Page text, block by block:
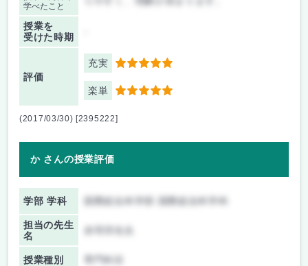
学べたこと
授業を
受けた時期
評価
充実 5
楽単 5
(2017/03/30) [2395222]
か さんの授業評価
学部 学科 国際総合科学部 国際総合科学科
担当の先生
名
授業種別